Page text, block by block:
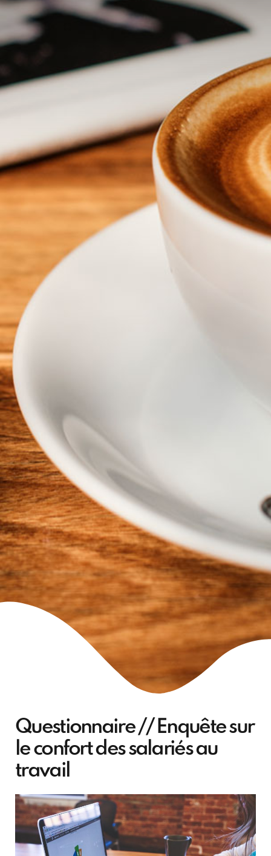
Questionnaire // Enquête sur
le confort des salariés au
travail